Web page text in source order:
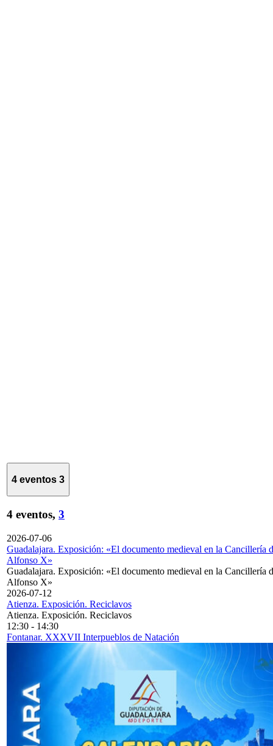
4 eventos 3
4 eventos, 3
2026-07-06
Guadalajara. Exposición: «El documento medieval en la Cancillería
Alfonso X»
Guadalajara. Exposición: «El documento medieval en la Cancillería
Alfonso X»
2026-07-12
Atienza. Exposición. Reciclavos
Atienza. Exposición. Reciclavos
12:30 - 14:30
Fontanar. XXXVII Interpueblos de Natación